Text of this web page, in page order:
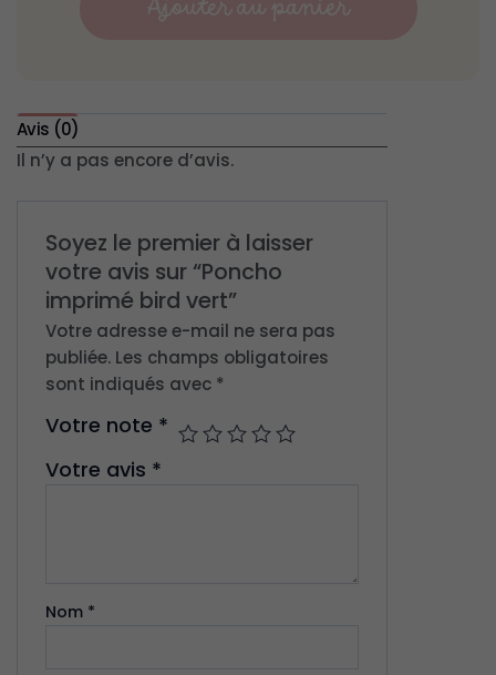
Avis (0)
Il n’y a pas encore d’avis.
Soyez le premier à laisser
votre avis sur “Poncho
imprimé bird vert”
Votre adresse e-mail ne sera pas
publiée. Les champs obligatoires
sont indiqués avec *
Votre note *
Votre avis *
Nom *